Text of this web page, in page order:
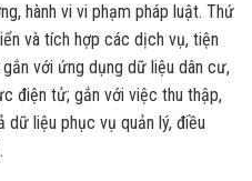
hành vi vi phạm pháp luật. Thứ
và tích hợp các dịch vụ, tiện
với ứng dụng dữ liệu dân cư,
điện tử; gắn với việc thu thập,
dữ liệu phục vụ quản lý, điều